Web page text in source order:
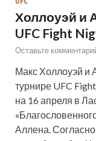
Холлоуэй и
UFC Fight
Оставьте
Макс Холлоуэй и
турнире UFC
на 16 апреля в
Аллена. Согласно